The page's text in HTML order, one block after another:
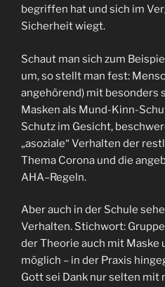
begriffen hat und sich im
Sicherheit wiegt.
Schaut man sich zum
um, so stellt man fest:
angehörend) mit besonders
Masken als Mund-Kinn-
Schutz im Gesicht,
„asoziale“ Verhalten der
Thema Corona und die
AHA–Regeln.
Aber auch in der Schule
Verhalten. Stichwort:
der Theorie auch mit Maske
möglich – in der Praxis
Gott sei Dank nur selten